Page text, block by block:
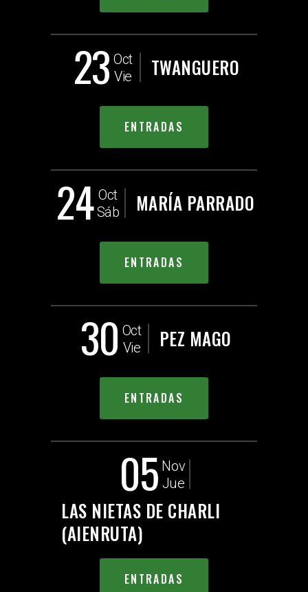
23 Oct
Vie
TWANGUERO
ENTRADAS
24 Oct
Sáb
MARÍA PARRADO
ENTRADAS
30 Oct
Vie
PEZ MAGO
ENTRADAS
05 Nov
Jue
LAS NIETAS DE CHARLI
(AIENRUTA)
ENTRADAS